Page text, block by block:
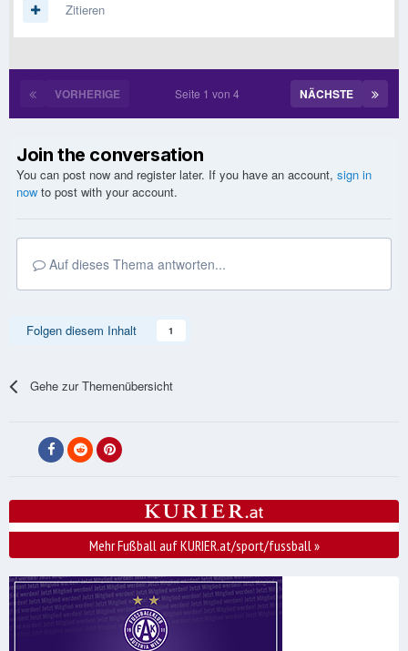
Zitieren
VORHERIGE NÄCHSTE
Seite 1 von 4
Join the conversation
You can post now and register later. If you have an account, sign in
now to post with your account.
Auf dieses Thema antworten...
Folgen diesem Inhalt 1
Gehe zur Themenübersicht
Mehr Fußball auf KURIER.at/sport/fussball»